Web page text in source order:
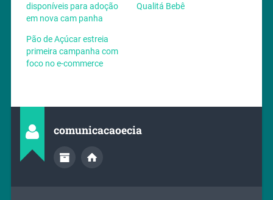
disponíveis para adoção
em nova cam panha
Qualitá Bebê
Pão de Açúcar estreia
primeira campanha com
foco no e-commerce
comunicacaoecia